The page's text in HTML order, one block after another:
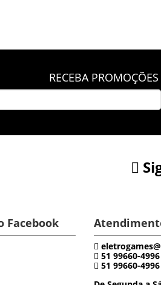
RECEBA
Facebook
51 99660-4996
51 99660-4996